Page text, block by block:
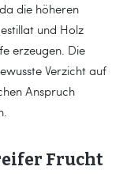
die höheren
und Holz
erzeugen. Die
Verzicht auf
Anspruch
Frucht